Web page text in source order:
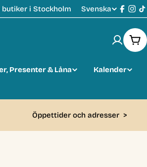
i Stockholm
S
k
Svenska
Presenter & Låna
Kalender
Öppettider och adresser >